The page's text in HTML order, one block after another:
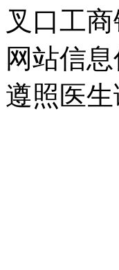
叉口工商
网站信
遵照医